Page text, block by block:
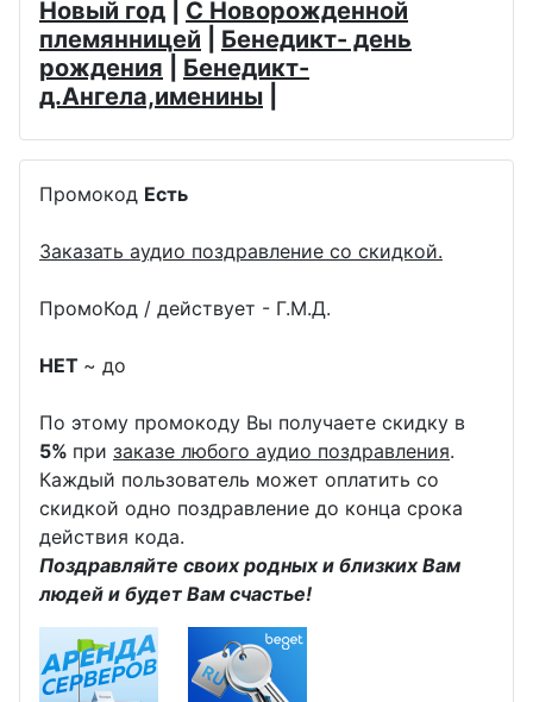
Новый год
С Новорожденной
племянницей
Бенедикт- день
рождения
Бенедикт-
д.Ангела,именины
Промокод Есть
Заказать аудио поздравление со скидкой.
ПромоКод / действует - Г.М.Д.
НЕТ ~ до
По этому промокоду Вы получаете скидку в
5% при заказе любого аудио поздравления.
Каждый пользователь может оплатить со
скидкой одно поздравление до конца срока
действия кода.
Поздравляйте своих родных и близких Вам
людей и будет Вам счастье!